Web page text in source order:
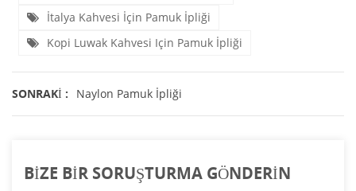
İtalya Kahvesi İçin Pamuk İpliği
Kopi Luwak Kahvesi Için Pamuk İpliği
SONRAKI : Naylon Pamuk İpliği
BIZE BIR SORUŞTURMA GÖNDERIN